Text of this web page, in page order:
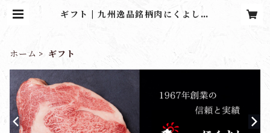
ギフト | 九州逸品銘柄肉にくよしス
ホーム ギフト